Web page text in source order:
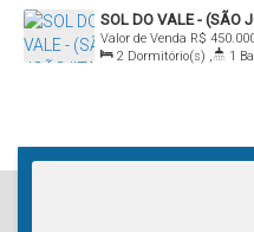
SOL DO VALE - (SÃO
R$
Valor de Venda
88304-333, São João,
2 Dormitório(s) , 1